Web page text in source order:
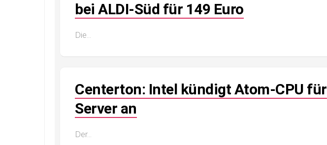
bei ALDI-Süd für 149 Euro
Die...
Centerton: Intel kündigt Atom-CPU für
Server an
Der...